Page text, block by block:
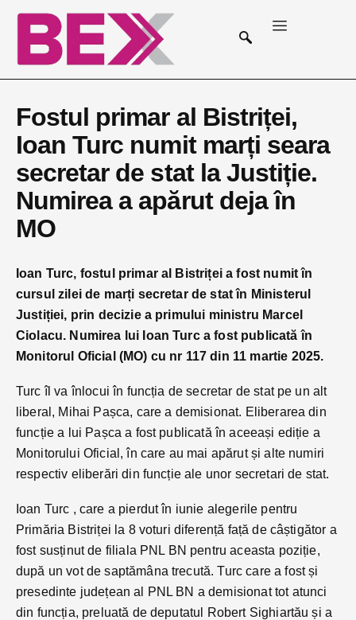
Fostul primar al Bistriței,
Ioan Turc numit marți seara
secretar de stat la Justiție.
Numirea a apărut deja în
MO
Ioan Turc, fostul primar al Bistriței a fost numit în
cursul zilei de marți secretar de stat în Ministerul
Justiției, prin decizie a primului ministru Marcel
Ciolacu. Numirea lui Ioan Turc a fost publicată în
Monitorul Oficial (MO) cu nr 117 din 11 martie 2025.
Turc îl va înlocui în funcția de secretar de stat pe un alt
liberal, Mihai Pașca, care a demisionat. Eliberarea din
funcție a lui Pașca a fost publicată în aceeași ediție a
Monitorului Oficial, în care au mai apărut și alte numiri
respectiv eliberări din funcție ale unor secretari de stat.
Ioan Turc , care a pierdut în iunie alegerile pentru
Primăria Bistriței la 8 voturi diferență față de câștigător a
fost susținut de filiala PNL BN pentru aceasta poziție,
după un vot de saptămâna trecută. Turc care a fost și
presedinte județean al PNL BN a demisionat tot atunci
din funcția, preluată de deputatul Robert Sighiartău și a